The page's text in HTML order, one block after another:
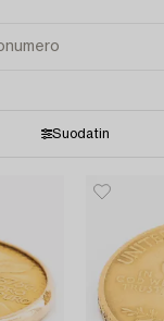
Suodatin